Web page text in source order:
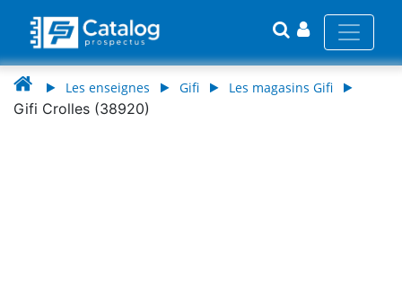
Les enseignes Gifi Les magasins Gifi
Gifi Crolles (38920)